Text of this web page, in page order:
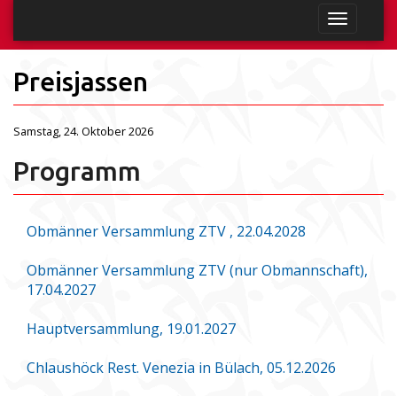
Preisjassen
Samstag, 24. Oktober 2026
Programm
Obmänner Versammlung ZTV , 22.04.2028
Obmänner Versammlung ZTV (nur Obmannschaft),
17.04.2027
Hauptversammlung, 19.01.2027
Chlaushöck Rest. Venezia in Bülach, 05.12.2026